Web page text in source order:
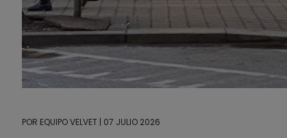
POR EQUIPO VELVET | 07 JULIO 2026